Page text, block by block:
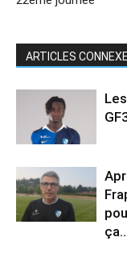
ARTICLES